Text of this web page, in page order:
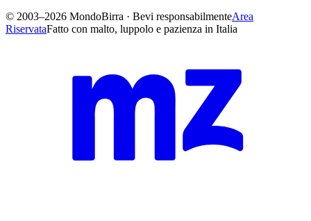
© 2003–2026 MondoBirra · Bevi responsabilmenteArea
RiservataFatto con malto, luppolo e pazienza in Italia